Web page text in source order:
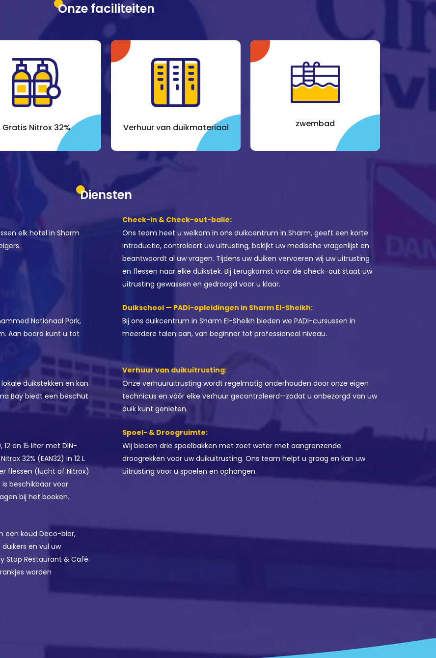
Onze faciliteiten
Gratis Nitrox 32% Verhuur van duikmateriaal zwembad
Diensten
elk hotel in Sharm
Check-in & Check-out-balie:
Ons team heet u welkom in ons duikcentrum in Sharm, geeft een korte
introductie, controleert uw uitrusting, bekijkt uw medische vragenlijst en
beantwoordt al uw vragen. Tijdens uw duiken vervoeren wij uw uitrusting
en flessen naar elke duikstek. Bij terugkomst voor de check-out staat uw
uitrusting gewassen en gedroogd voor u klaar.
Nationaal Park,
Aan boord kunt u tot
Duikschool — PADI-opleidingen in Sharm El-Sheikh:
Bij ons duikcentrum in Sharm El-Sheikh bieden we PADI-cursussen in
meerdere talen aan, van beginner tot professioneel niveau.
duikstekken en kan
Bay biedt een beschut
Verhuur van duikuitrusting:
Onze verhuuruitrusting wordt regelmatig onderhouden door onze eigen
technicus en vóór elke verhuur gecontroleerd—zodat u onbezorgd van uw
duik kunt genieten.
en 15 liter met DIN-
32% (EAN32) in 12 L
flessen (lucht of Nitrox)
beschikbaar voor
bij het boeken.
Spoel- & Droogruimte:
Wij bieden drie spoelbakken met zoet water met aangrenzende
droogrekken voor uw duikuitrusting. Ons team helpt u graag en kan uw
uitrusting voor u spoelen en ophangen.
een koud Deco-bier,
en vul uw
Stop Restaurant & Café
worden